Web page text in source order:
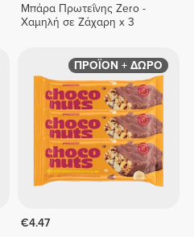
Μπάρα Πρωτεΐνης Zero -
Χαμηλή σε Ζάχαρη x 3
ΠΡΟΪΟΝ + ΔΩΡΟ
€4.47